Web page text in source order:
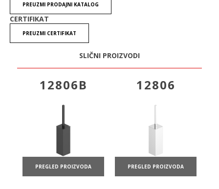
PREUZMI PRODAJNI KATALOG
CERTIFIKAT
PREUZMI CERTIFIKAT
SLIČNI PROIZVODI
12806B
PREGLED PROIZVODA
12806
PREGLED PROIZVODA